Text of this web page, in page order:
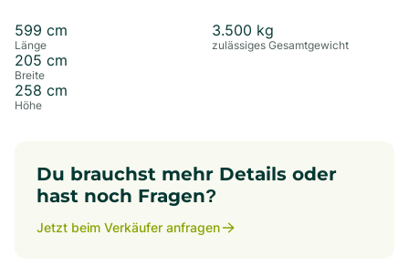
599 cm
Länge
205 cm
Breite
258 cm
Höhe
3.500 kg
zulässiges Gesamtgewicht
Du brauchst mehr Details oder
hast noch Fragen?
Jetzt beim Verkäufer anfragen